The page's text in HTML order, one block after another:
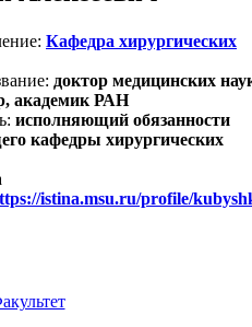
Кафедра хирургических
доктор медицинских
академик РАН
исполняющий обязанности
кафедры хирургических
istina.msu.ru/profile/